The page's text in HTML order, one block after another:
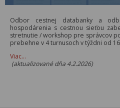
Odbor cestnej databanky a
hospodárenia s cestnou sieťou
stretnutie / workshop pre správcov
prebehne v 4 turnusoch v týždni od
Viac…
(aktualizované dňa 4.2.2026)